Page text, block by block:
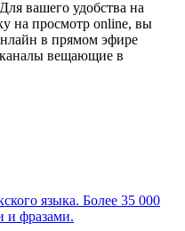
вашего удобства на
на просмотр online, вы
в прямом эфире
вещающие в
языка. Более 35 000
и фразами.